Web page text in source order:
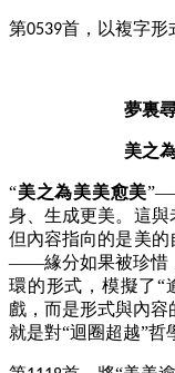
第0539首，以複字形
夢裏
美之
“美之為美美愈美
身、生成更美。這與
但內容指向的是美的
——緣分如果被珍惜
環的形式，模擬了“
戲，而是形式與內
就是對“迴圈超越”哲